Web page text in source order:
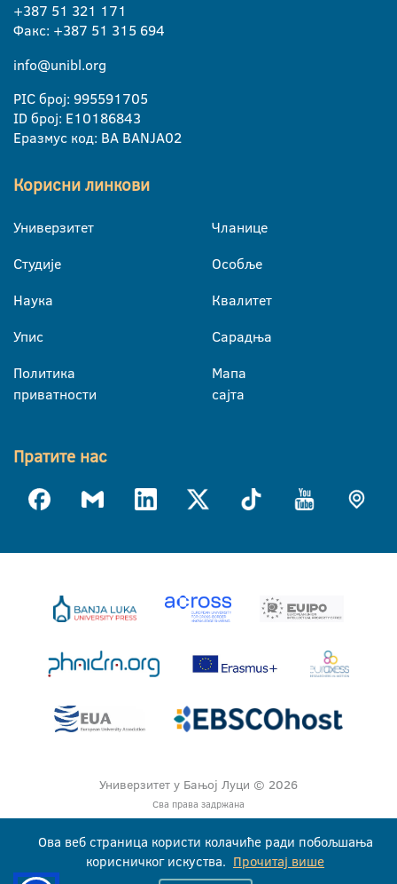
+387 51 321 171
Факс: +387 51 315 694
info@unibl.org
PIC број: 995591705
ID број: E10186843
Еразмус код: BA BANJA02
Корисни линкови
Универзитет
Студије
Наука
Упис
Политика
приватности
Чланице
Особље
Квалитет
Сарадња
Мапа
сајта
Пратите нас
Универзитет у Бањој Луци © 2026
Сва права задржана
Ова веб страница користи колачиће ради побољшања
корисничког искуства. Прочитај више